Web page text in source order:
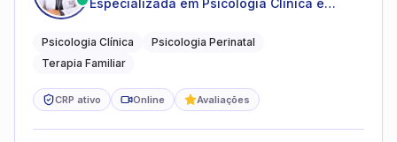
Especializada em Psicologia Clínica e
famílias
Psicologia Clínica
Psicologia Perinatal
Terapia Familiar
CRP ativo Online Avaliações